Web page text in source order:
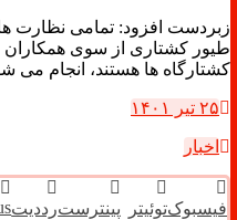
زبردست افزود: تمامی نظارت
طیور کشتاری از سوی همکاران
کشتارگاه ها هستند، انجام می
۲۵ تیر ۱۴۰۱
اخبار
فیسبوکتوئیتر پینترسترددیت